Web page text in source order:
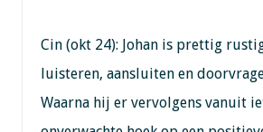
Cin (okt 24): Johan is prettig
luisteren, aansluiten en
Waarna hij er vervolgens vanuit